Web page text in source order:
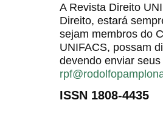
A Revista Direito
Direito, estará
sejam membros do
UNIFACS, possam
devendo enviar
ISSN 1808-4435